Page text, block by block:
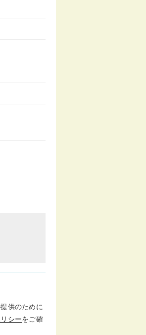
供のために
シーをご確